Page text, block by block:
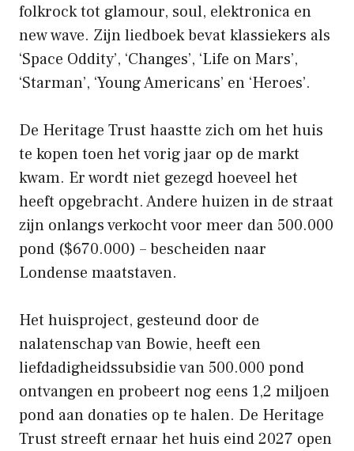
folkrock tot glamour, soul, elektronica en
new wave. Zijn liedboek bevat klassiekers als
‘Space Oddity’, ‘Changes’, ‘Life on Mars’,
‘Starman’, ‘Young Americans’ en ‘Heroes’.
De Heritage Trust haastte zich om het huis
te kopen toen het vorig jaar op de markt
kwam. Er wordt niet gezegd hoeveel het
heeft opgebracht. Andere huizen in de straat
zijn onlangs verkocht voor meer dan 500.000
pond ($670.000) – bescheiden naar
Londense maatstaven.
Het huisproject, gesteund door de
nalatenschap van Bowie, heeft een
liefdadigheidssubsidie ​​van 500.000 pond
ontvangen en probeert nog eens 1,2 miljoen
pond aan donaties op te halen. De Heritage
Trust streeft ernaar het huis eind 2027 open